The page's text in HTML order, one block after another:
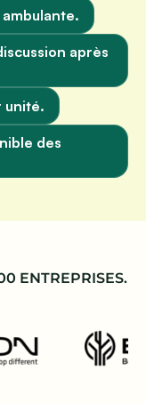
après
unité.
des
ENTREPRISES.